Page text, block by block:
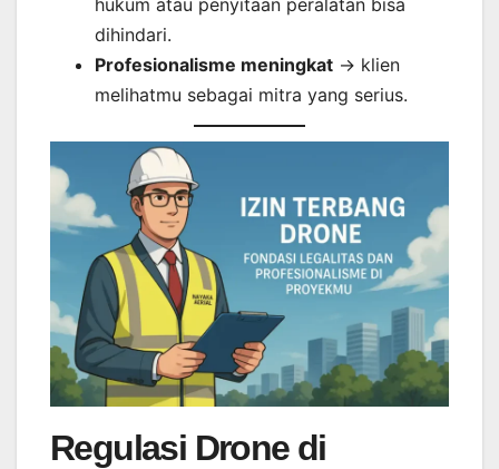
dihindari.
Profesionalisme meningkat → klien
melihatmu sebagai mitra yang serius.
Regulasi Drone di